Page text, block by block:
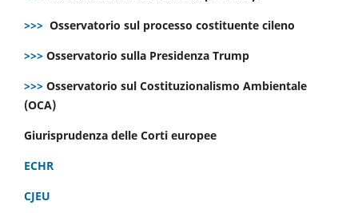
>>> Osservatorio sul processo costituente cileno
>>> Osservatorio sulla Presidenza Trump
>>> Osservatorio sul Costituzionalismo Ambientale
(OCA)
Giurisprudenza delle Corti europee
ECHR
CJEU